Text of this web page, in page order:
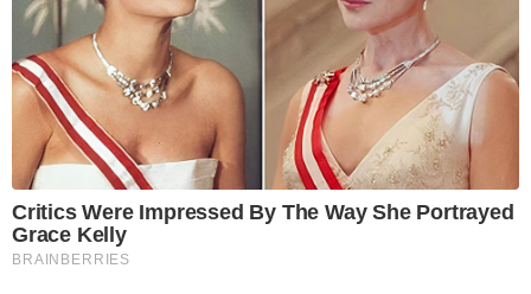
Critics Were Impressed By The Way She Portrayed
Grace Kelly
BRAINBERRIES